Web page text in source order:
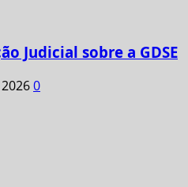
Judicial sobre a GDSE
0